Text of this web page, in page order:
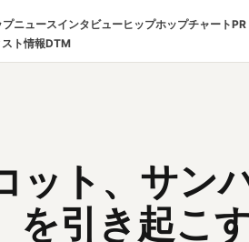
プニュースインタビューヒップホップチャートPR
ト情報DTM
ット、サン
を引き起こ